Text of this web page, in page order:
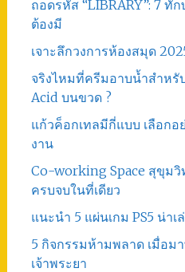
ถอดรหัส “LIBRARY”: 7
ต้องมี
เจาะลึกวงการห้องสมุด
จริงไหมที่ครีมอาบน้ำสำหรั
Acid บนขวด ?
แก้วค็อกเทลมีกี่แบบ เลือกอ
งาน
Co-working Space สุขุม
ครบจบในที่เดียว
แนะนำ 5 แผ่นเกม PS5 น่า
5 กิจกรรมห้ามพลาด เมื่อ
เจ้าพระยา